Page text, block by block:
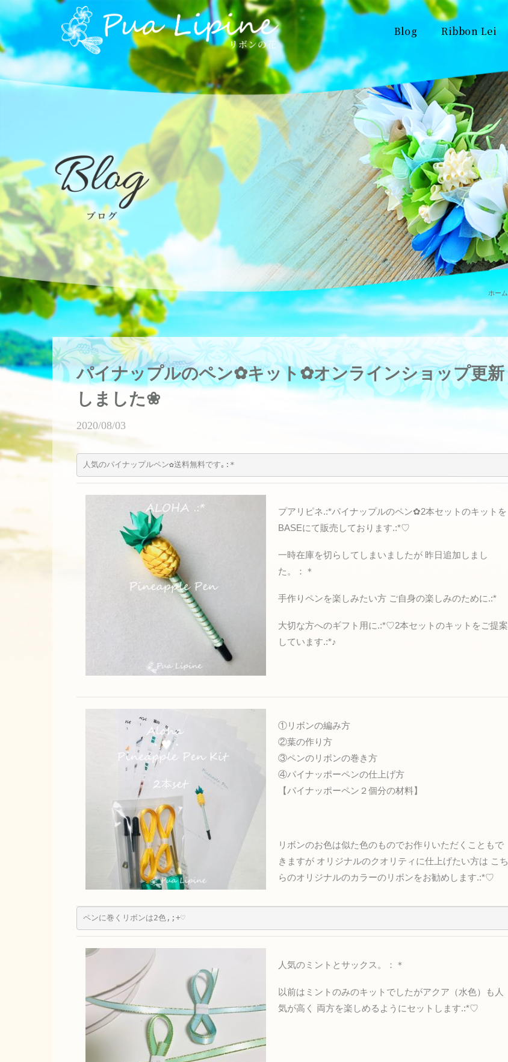
Blog Ribbon Lei
ホーム
パイナップルのペン✿キット✿オンラインショップ更新
しました❀
2020/08/03
人気のパイナップルペン✿送料無料です｡:*
プアリピネ.:*パイナップルのペン✿2本セットのキットを
BASEにて販売しております.:*♡
一時在庫を切らしてしまいましたが 昨日追加しまし
た。：＊
手作りペンを楽しみたい方 ご自身の楽しみのために.:*
大切な方へのギフト用に.:*♡2本セットのキットをご提案
しています.:*♪
①リボンの編み方
②葉の作り方
③ペンのリボンの巻き方
④パイナッポーペンの仕上げ方
【パイナッポーペン２個分の材料】
リボンのお色は似た色のものでお作りいただくこともで
きますが オリジナルのクオリティに仕上げたい方は こち
らのオリジナルのカラーのリボンをお勧めします.:*♡
ペンに巻くリボンは2色,;+♡
人気のミントとサックス。：＊
以前はミントのみのキットでしたがアクア（水色）も人
気が高く 両方を楽しめるようにセットします.:*♡